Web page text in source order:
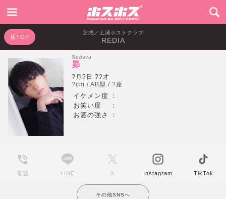
茨城／土浦ホストクラブ
REDIA
店TOP
Subaru
昴
?月?日 ??才
?cm / AB型 / ?座
イケメン度
：
お笑い度
：
お酒の強さ
：
電話 LINE X Instagram TikTok
その他SNSへ